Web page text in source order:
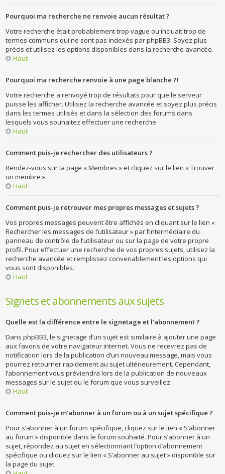
Pourquoi ma recherche ne renvoie aucun résultat ?
Votre recherche était probablement trop vague ou incluait trop de
termes communs qui ne sont pas indexés par phpBB3. Soyez plus
précis et utilisez les options disponibles dans la recherche avancée.
Haut
Pourquoi ma recherche renvoie à une page blanche ?!
Votre recherche a renvoyé trop de résultats pour que le serveur
puisse les afficher. Utilisez la recherche avancée et soyez plus précis
dans les termes utilisés et dans la sélection des forums dans
lesquels vous souhaitez effectuer une recherche.
Haut
Comment puis-je rechercher des utilisateurs ?
Rendez-vous sur la page « Membres » et cliquez sur le lien « Trouver
un membre ».
Haut
Comment puis-je retrouver mes propres messages et sujets ?
Vos propres messages peuvent être affichés en cliquant sur le lien «
Rechercher les messages de l’utilisateur » par l’intermédiaire du
panneau de contrôle de l’utilisateur ou sur la page de votre propre
profil. Pour effectuer une recherche de vos propres sujets, utilisez la
recherche avancée et remplissez convenablement les options qui
vous sont disponibles.
Haut
Signets et abonnements aux sujets
Quelle est la différence entre le signetage et l’abonnement ?
Dans phpBB3, le signetage d’un sujet est similaire à ajouter une page
aux favoris de votre navigateur internet. Vous ne recevrez pas de
notification lors de la publication d’un nouveau message, mais vous
pourrez retourner rapidement au sujet ultérieurement. Cependant,
l’abonnement vous préviendra lors de la publication de nouveaux
messages sur le sujet ou le forum que vous surveillez.
Haut
Comment puis-je m’abonner à un forum ou à un sujet spécifique ?
Pour s’abonner à un forum spécifique, cliquez sur le lien « S’abonner
au forum » disponible dans le forum souhaité. Pour s’abonner à un
sujet, répondez au sujet en sélectionnant l’option d’abonnement
spécifique ou cliquez sur le lien « S’abonner au sujet » disponible sur
la page du sujet.